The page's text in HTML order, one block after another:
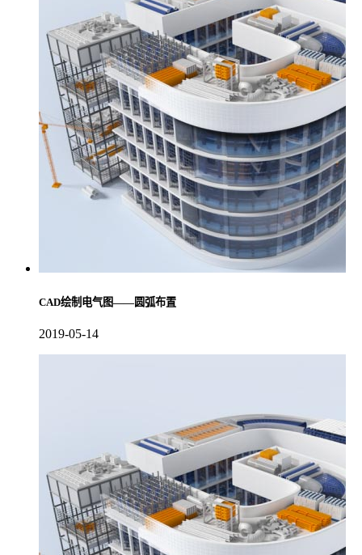
CAD绘制电气图——圆弧布置
2019-05-14